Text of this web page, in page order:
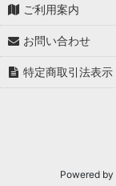
ご利用案内
お問い合わせ
特定商取引法表示
Powered by